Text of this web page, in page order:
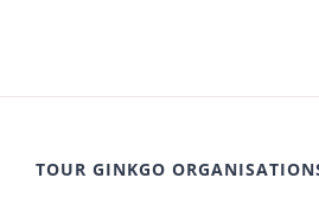
TOUR GINKGO